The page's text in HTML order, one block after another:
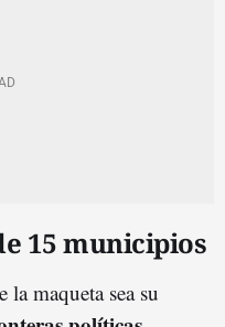
15 municipios
maqueta sea su